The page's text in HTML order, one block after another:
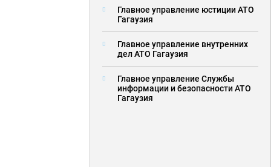
Главное управление юстиции АТО
Гагаузия
Главное управление внутренних
дел АТО Гагаузия
Главное управление Службы
информации и безопасности АТО
Гагаузия